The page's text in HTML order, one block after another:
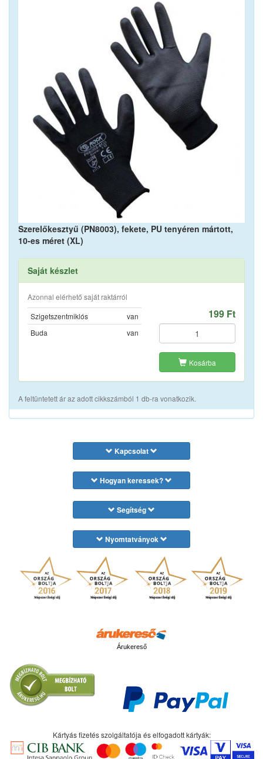
Szerelőkesztyű (PN8003), fekete, PU tenyéren mártott,
10-es méret (XL)
Saját készlet
Azonnal elérhető saját raktárról
Szigetszentmiklós
van
Buda
van
199 Ft
Kosárba
A feltüntetett ár az adott cikkszámból 1 db-ra vonatkozik.
Kapcsolat
Hogyan keressek?
Segítség
Nyomtatványok
Árukereső
Kártyás fizetés szolgáltatója és elfogadott kártyák: